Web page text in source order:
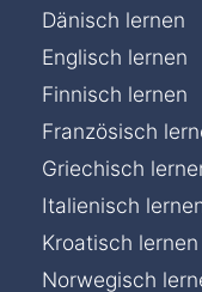
Dänisch lernen
Englisch lernen
Finnisch lernen
Französisch
Griechisch
Italienisch
Kroatisch lernen
Norwegisch